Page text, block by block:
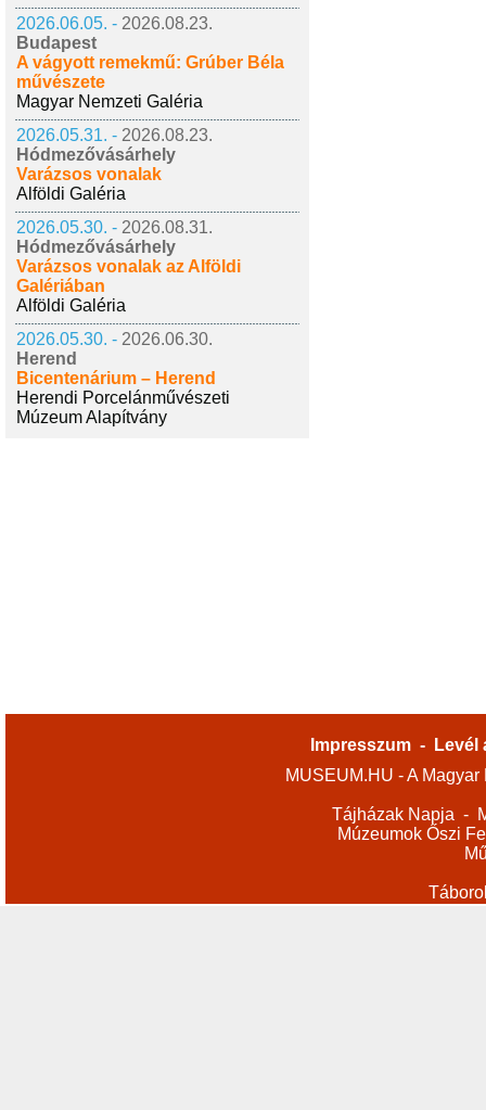
2026.06.05. - 2026.08.23.
Budapest
A vágyott remekmű: Grúber Béla
művészete
Magyar Nemzeti Galéria
2026.05.31. - 2026.08.23.
Hódmezővásárhely
Varázsos vonalak
Alföldi Galéria
2026.05.30. - 2026.08.31.
Hódmezővásárhely
Varázsos vonalak az Alföldi
Galériában
Alföldi Galéria
2026.05.30. - 2026.06.30.
Herend
Bicentenárium – Herend
Herendi Porcelánművészeti
Múzeum Alapítvány
Impresszum -
Levél
MUSEUM.HU - A
Tájházak Napja -
Múzeumok Őszi